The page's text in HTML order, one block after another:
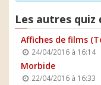
Les autres
Affiches de films
24/04/2016 à 16:14
Morbide
22/04/2016 à 16:33